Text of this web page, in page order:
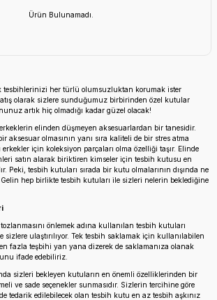
Ürün Bulunamadı.
tesbihlerinizi her türlü olumsuzluktan korumak ister
olarak sizlere sunduğumuz birbirinden özel kutular
artık hiç olmadığı kadar güzel olacak!
elinden düşmeyen aksesuarlardan bir tanesidir.
aksesuar olmasının yanı sıra kaliteli de bir stres atma
için koleksiyon parçaları olma özelliği taşır. Elinde
satın alarak biriktiren kimseler için tesbih kutusu en
Peki, tesbih kutuları sırada bir kutu olmalarının dışında ne
Gelin hep birlikte tesbih kutuları ile sizleri nelerin beklediğine
önlemek adına kullanılan tesbih kutuları
sizlere ulaştırılıyor. Tek tesbih saklamak için kullanılabilen
fazla teşbihi yan yana dizerek de saklamanıza olanak
ifade edebiliriz.
sizleri bekleyen kutuların en önemli özelliklerinden bir
ve sade seçenekler sunmasıdır. Sizlerin tercihine göre
tedarik edilebilecek olan tesbih kutu en az tesbih aşkınız